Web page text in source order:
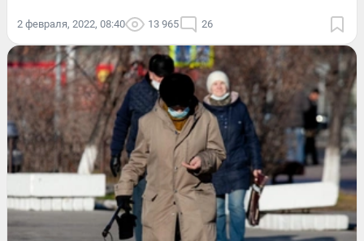
2 февраля, 2022, 08:40 13 965 26